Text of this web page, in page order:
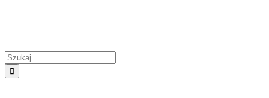
Szukaj